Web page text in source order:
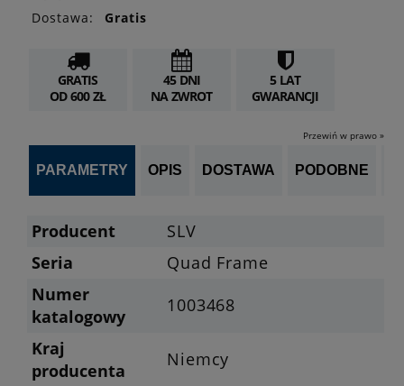
Dostawa:
Gratis
GRATIS
OD 600 ZŁ
45 DNI
NA ZWROT
5 LAT
GWARANCJI
Przewiń w prawo »
PARAMETRY OPIS DOSTAWA PODOBNE
Producent
SLV
Seria
Quad Frame
Numer
katalogowy
1003468
Kraj
producenta
Niemcy